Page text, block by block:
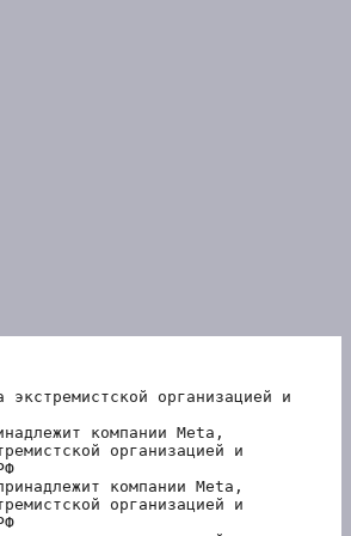
экстремистской организацией и
компании Meta,
организацией и
компании Meta,
организацией и